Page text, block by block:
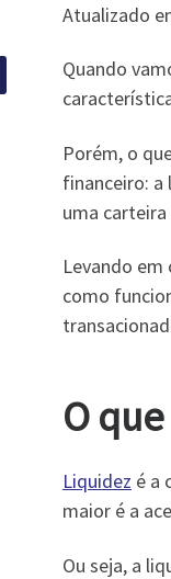
Atualizado
Quando
Porém, o
financeiro: a
uma
Levando
como
O
Liquidez é a
maior é a
Ou seja, a
Search …